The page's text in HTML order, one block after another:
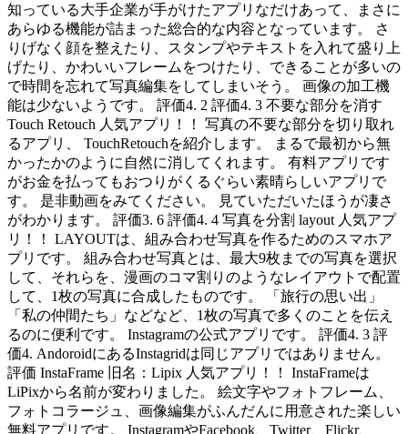
知っている大手企業が手がけたアプリなだけあって、まさに
あらゆる機能が詰まった総合的な内容となっています。 さ
りげなく顔を整えたり、スタンプやテキストを入れて盛り上
げたり、かわいいフレームをつけたり、できることが多いの
で時間を忘れて写真編集をしてしまいそう。 画像の加工機
能は少ないようです。 評価4. 2 評価4. 3 不要な部分を消す
Touch Retouch 人気アプリ！！ 写真の不要な部分を切り取れ
るアプリ、 TouchRetouchを紹介します。 まるで最初から無
かったかのように自然に消してくれます。 有料アプリです
がお金を払ってもおつりがくるぐらい素晴らしいアプリで
す。 是非動画をみてください。 見ていただいたほうが凄さ
がわかります。 評価3. 6 評価4. 4 写真を分割 layout 人気アプ
リ！！ LAYOUTは、組み合わせ写真を作るためのスマホア
プリです。 組み合わせ写真とは、最大9枚までの写真を選択
して、それらを、漫画のコマ割りのようなレイアウトで配置
して、1枚の写真に合成したものです。 「旅行の思い出」
「私の仲間たち」などなど、1枚の写真で多くのことを伝え
るのに便利です。 Instagramの公式アプリです。 評価4. 3 評
価4. AndoroidにあるInstagridは同じアプリではありません。
評価 InstaFrame 旧名：Lipix 人気アプリ！！ InstaFrameは
LiPixから名前が変わりました。 絵文字やフォトフレーム、
フォトコラージュ、画像編集がふんだんに用意された楽しい
無料アプリです。 InstagramやFacebook、Twitter、Flickr、